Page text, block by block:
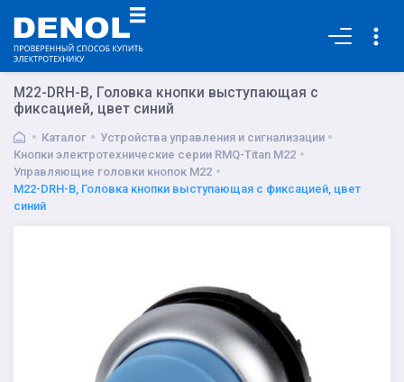
M22-DRH-B, Головка кнопки выступающая с
фиксацией, цвет синий
Каталог
Устройства управления и сигнализации
Кнопки электротехнические серии RMQ-Titan M22
Управляющие головки кнопок M22
M22-DRH-B, Головка кнопки выступающая с фиксацией, цвет
синий